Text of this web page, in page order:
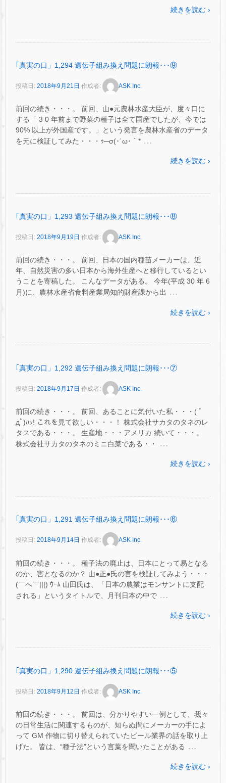
続きを読む ›
｢真実の口」1,294 遺伝子組み換え問題に朗報･･･⑨
投稿日: 2018年9月21日 作成者: ASK Inc.
前回の続き・・・。 前回、山●元農林水産大臣が、度々口に
する「 3 0 年前まで野菜の種子は全て国産でしたが、今では
90% 以上が外国産です。」という発言を農林水産省のデータ
を元に検証してみた・・・ｩ─σ(･´ω･｀* …
続きを読む ›
｢真実の口」1,293 遺伝子組み換え問題に朗報･･･⑧
投稿日: 2018年9月19日 作成者: ASK Inc.
前回の続き・・・。 前回、日本の国内種苗メーカーは、近
年、自然災害の多い日本から海外生産へと移行しているとい
うことを寄稿した。 こんなデータがある。 今年(平成 30 年 6
月)に、農林水産省食料産業局知的財産課から出 …
続きを読む ›
｢真実の口」1,292 遺伝子組み換え問題に朗報･･･⑦
投稿日: 2018年9月17日 作成者: ASK Inc.
前回の続き・・・。 前回、あることに気付いた私・・・( ﾟ
дﾟ)ﾊｯ! これを見て欲しい・・・！ 株式会社サカタのタネのレ
タスである・・・。 生産地・・・アメリカ 続いて・・・。
株式会社サカタのタネのミニ白菜である・・
…
続きを読む ›
｢真実の口」1,291 遺伝子組み換え問題に朗報･･･⑥
投稿日: 2018年9月14日 作成者: ASK Inc.
前回の続き・・・。 種子法の廃止は、日本にとって易となる
のか、害となるのか？ 山●正●氏の言を検証してみよう・・・
(￣へ￣|||) ｳｰﾑ 山田氏は、「日本の農業はモンサントに支配
される」というタイトルで、月刊日本の中で …
続きを読む ›
｢真実の口」1,290 遺伝子組み換え問題に朗報･･･⑤
投稿日: 2018年9月12日 作成者: ASK Inc.
前回の続き・・・。 前回は、分かりやすい一例として、我々
の日常生活に関連するものが、知らぬ間にメーカーの手によ
って GM 作物に切り替えられていたビール業界の話を取り上
げた。 皆は、“種子法”という言葉を聞いたことがある …
続きを読む ›